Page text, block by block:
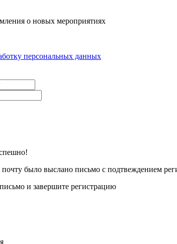
о новых мероприятиях
персональных данных
было выслано письмо с подтвеждением
и завершите регистрацию